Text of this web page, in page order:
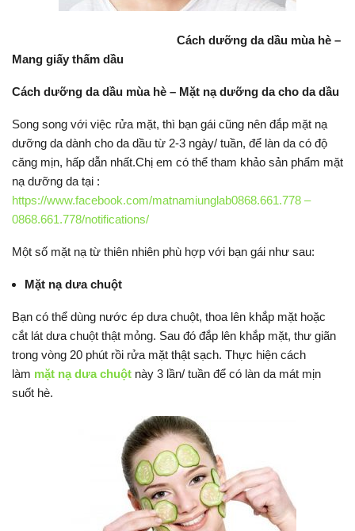
Cách dưỡng da dầu mùa hè –
Mang giấy thấm dầu
Cách dưỡng da dầu mùa hè – Mặt nạ dưỡng da cho da dầu
Song song với việc rửa mặt, thì bạn gái cũng nên đắp mặt nạ
dưỡng da dành cho da dầu từ 2-3 ngày/ tuần, để làn da có độ
căng mịn, hấp dẫn nhất.Chị em có thể tham khảo sản phẩm mặt
nạ dưỡng da tại :
https://www.facebook.com/matnamiunglab0868.661.778 –
0868.661.778/notifications/
Một số mặt nạ từ thiên nhiên phù hợp với bạn gái như sau:
Mặt nạ dưa chuột
Bạn có thể dùng nước ép dưa chuột, thoa lên khắp mặt hoặc
cắt lát dưa chuột thật mỏng. Sau đó đắp lên khắp mặt, thư giãn
trong vòng 20 phút rồi rửa mặt thật sạch. Thực hiện cách
làm mặt nạ dưa chuột này 3 lần/ tuần để có làn da mát mịn
suốt hè.